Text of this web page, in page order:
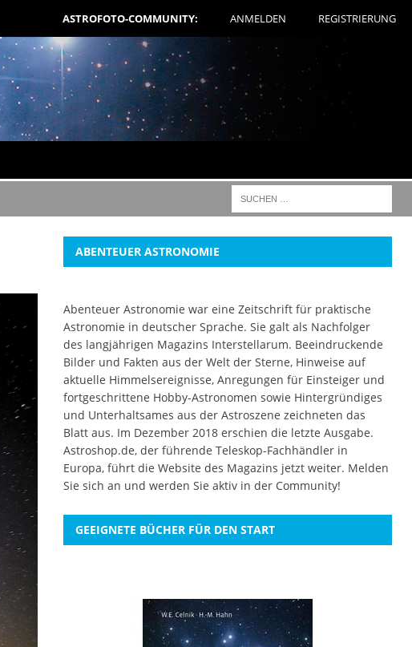
ASTROFOTO-COMMUNITY: ANMELDEN REGISTRIERUNG
ABENTEUER ASTRONOMIE
Abenteuer Astronomie war eine Zeitschrift für praktische
Astronomie in deutscher Sprache. Sie galt als Nachfolger
des langjährigen Magazins Interstellarum. Beeindruckende
Bilder und Fakten aus der Welt der Sterne, Hinweise auf
aktuelle Himmelsereignisse, Anregungen für Einsteiger und
fortgeschrittene Hobby-Astronomen sowie Hintergründiges
und Unterhaltsames aus der Astroszene zeichneten das
Blatt aus. Im Dezember 2018 erschien die letzte Ausgabe.
Astroshop.de, der führende Teleskop-Fachhändler in
Europa, führt die Website des Magazins jetzt weiter. Melden
Sie sich an und werden Sie aktiv in der Community!
GEEIGNETE BÜCHER FÜR DEN START